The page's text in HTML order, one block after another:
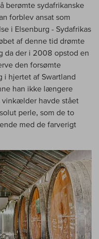
berømte sydafrikanske
forblev ansat som
i Elsenburg - Sydafrikas
af denne tid drømte
da der i 2008 opstod en
den forsømte
i hjertet af Swartland
han ikke længere
vinkælder havde stået
perle, som de to
med de farverigt